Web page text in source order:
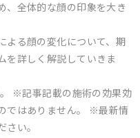
、全体的な顔の印象を大き
よる顔の変化について、期
を詳しく解説していきま
※記事記載の施術の効果効
ではありません。 ※最新情
い。